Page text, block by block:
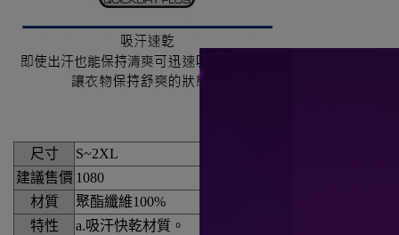
尺寸
S~2XL
建議售價 1080
材質
聚酯纖維100%
特性
a.吸汗快乾材質。